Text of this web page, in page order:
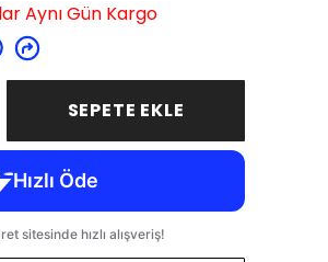
Aynı Gün Kargo
SEPETE EKLE